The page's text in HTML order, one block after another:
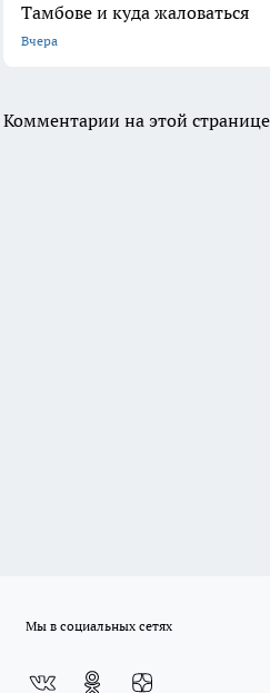
Тамбове и куда жаловаться
Вчера
Комментарии на этой
Мы в социальных сетях